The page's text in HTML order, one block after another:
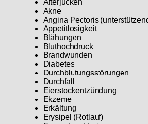
Afterjucken
Akne
Angina Pectoris
Appetitlosigkeit
Blähungen
Bluthochdruck
Brandwunden
Diabetes
Durchblutungsstörungen
Durchfall
Eierstockentzündung
Ekzeme
Erkältung
Erysipel (Rotlauf)